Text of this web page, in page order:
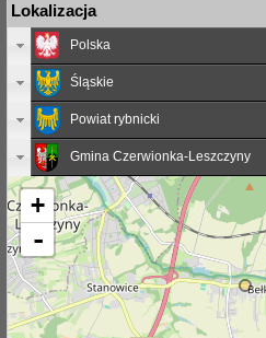
Lokalizacja
Polska
Śląskie
Powiat rybnicki
Gmina Czerwionka-Leszczyny
+
-